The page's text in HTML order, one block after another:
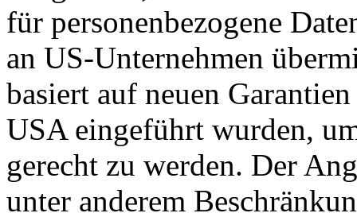
für personenbezogene
an US-Unternehmen
basiert auf neuen
USA eingeführt wurden,
gerecht zu werden. Der
unter anderem